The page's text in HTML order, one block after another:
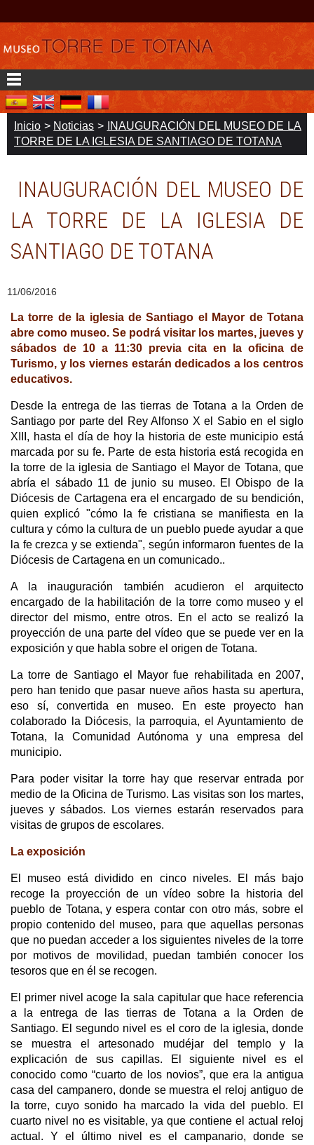
Inicio > Noticias >
INAUGURACIÓN DEL MUSEO DE LA
TORRE DE LA IGLESIA DE SANTIAGO DE TOTANA
INAUGURACIÓN DEL MUSEO DE
LA TORRE DE LA IGLESIA DE
SANTIAGO DE TOTANA
11/06/2016
La torre de la iglesia de Santiago el Mayor de Totana
abre como museo. Se podrá visitar los martes, jueves y
sábados de 10 a 11:30 previa cita en la oficina de
Turismo, y los viernes estarán dedicados a los centros
educativos.
Desde la entrega de las tierras de Totana a la Orden de
Santiago por parte del Rey Alfonso X el Sabio en el siglo
XIII, hasta el día de hoy la historia de este municipio está
marcada por su fe. Parte de esta historia está recogida en
la torre de la iglesia de Santiago el Mayor de Totana, que
abría el sábado 11 de junio su museo. El Obispo de la
Diócesis de Cartagena era el encargado de su bendición,
quien explicó "cómo la fe cristiana se manifiesta en la
cultura y cómo la cultura de un pueblo puede ayudar a que
la fe crezca y se extienda", según informaron fuentes de la
Diócesis de Cartagena en un comunicado..
A la inauguración también acudieron el arquitecto
encargado de la habilitación de la torre como museo y el
director del mismo, entre otros. En el acto se realizó la
proyección de una parte del vídeo que se puede ver en la
exposición y que habla sobre el origen de Totana.
La torre de Santiago el Mayor fue rehabilitada en 2007,
pero han tenido que pasar nueve años hasta su apertura,
eso sí, convertida en museo. En este proyecto han
colaborado la Diócesis, la parroquia, el Ayuntamiento de
Totana, la Comunidad Autónoma y una empresa del
municipio.
Para poder visitar la torre hay que reservar entrada por
medio de la Oficina de Turismo. Las visitas son los martes,
jueves y sábados. Los viernes estarán reservados para
visitas de grupos de escolares.
La exposición
El museo está dividido en cinco niveles. El más bajo
recoge la proyección de un vídeo sobre la historia del
pueblo de Totana, y espera contar con otro más, sobre el
propio contenido del museo, para que aquellas personas
que no puedan acceder a los siguientes niveles de la torre
por motivos de movilidad, puedan también conocer los
tesoros que en él se recogen.
El primer nivel acoge la sala capitular que hace referencia
a la entrega de las tierras de Totana a la Orden de
Santiago. El segundo nivel es el coro de la iglesia, donde
se muestra el artesonado mudéjar del templo y la
explicación de sus capillas. El siguiente nivel es el
conocido como “cuarto de los novios”, que era la antigua
casa del campanero, donde se muestra el reloj antiguo de
la torre, cuyo sonido ha marcado la vida del pueblo. El
cuarto nivel no es visitable, ya que contiene el actual reloj
actual. Y el último nivel es el campanario, donde se